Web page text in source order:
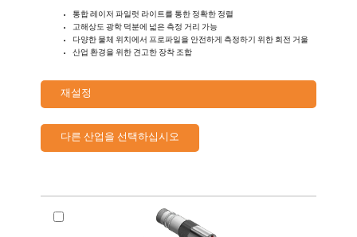
통합 레이저 파일럿 라이트를 통한 정확한 정렬
고해상도 광학 덕분에 넓은 측정 거리 가능
다양한 물체 위치에서 프로파일을 안전하게 측정하기 위한 회전 거울
산업 환경을 위한 견고한 장착 조합
재설정
다른 산업을 선택하십시오